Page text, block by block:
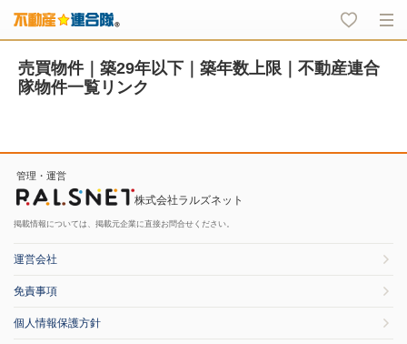
売買物件｜築29年以下｜築年数上限｜不動産連合
隊物件一覧リンク
管理・運営
株式会社ラルズネット
掲載情報については、掲載元企業に直接お問合せください。
運営会社
免責事項
個人情報保護方針